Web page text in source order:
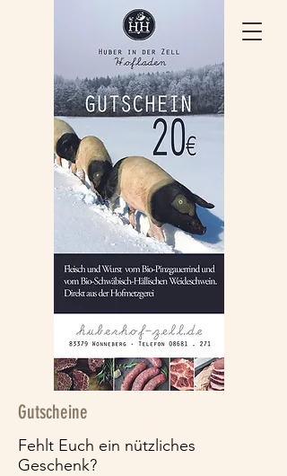
Gutscheine
Fehlt Euch ein nützliches
Geschenk?